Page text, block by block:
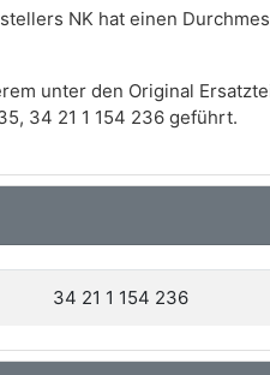
NK hat einen
unter den Original
34 21 1 154 236 geführt.
34 21 1 154 236